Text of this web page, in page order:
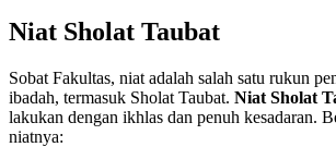
Niat Sholat Taubat
Sobat Fakultas, niat adalah salah satu rukun
ibadah, termasuk Sholat Taubat. Niat Sholat
lakukan dengan ikhlas dan penuh kesadaran.
niatnya: